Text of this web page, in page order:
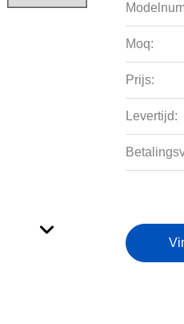
Moq:
Prijs:
Levertijd: